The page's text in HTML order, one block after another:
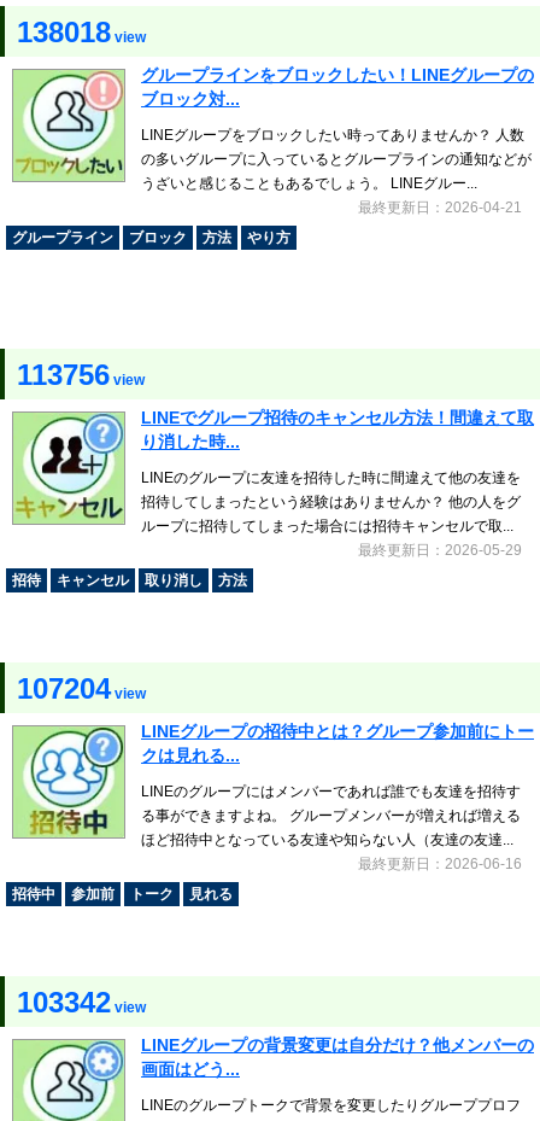
138018 view
グループラインをブロックしたい！LINEグループの
ブロック対...
LINEグループをブロックしたい時ってありませんか？ 人数
の多いグループに入っているとグループラインの通知などが
うざいと感じることもあるでしょう。 LINEグルー...
最終更新日：2026-04-21
グループライン
ブロック 方法 やり方
113756 view
LINEでグループ招待のキャンセル方法！間違えて取
り消した時...
LINEのグループに友達を招待した時に間違えて他の友達を
招待してしまったという経験はありませんか？ 他の人をグ
ループに招待してしまった場合には招待キャンセルで取...
最終更新日：2026-05-29
招待
キャンセル 取り消し 方法
107204view
LINEグループの招待中とは？グループ参加前にトー
クは見れる...
LINEのグループにはメンバーであれば誰でも友達を招待す
る事ができますよね。 グループメンバーが増えれば増える
ほど招待中となっている友達や知らない人（友達の友達...
最終更新日：2026-06-16
招待中
参加前 トーク 見れる
103342 view
LINEグループの背景変更は自分だけ？他メンバーの
画面はどう...
LINEのグループトークで背景を変更したりグループプロフ